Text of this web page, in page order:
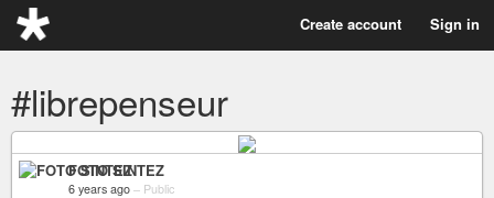
Create account Sign in
#librepenseur
FOTO SINTEZ
6 years ago – Public